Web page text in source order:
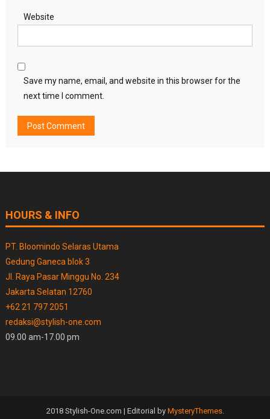
Website
Save my name, email, and website in this browser for the
next time I comment.
HOURS & INFO
PT. Bloomindo Selaras Utama
Gedung Ganeca blok 3
Jl. Raya Pasar Minggu No. 234
Jakarta Selatan 12760
+62 21 797 2051
redaksi@stylish-one.com
09.00 am-17.00 pm
2018 Stylish-One.com | Editorial by MysteryThemes.